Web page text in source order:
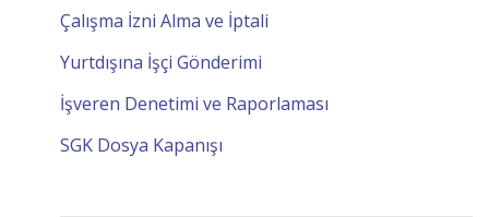
Çalışma İzni Alma ve İptali
Yurtdışına İşçi Gönderimi
İşveren Denetimi ve Raporlaması
SGK Dosya Kapanışı